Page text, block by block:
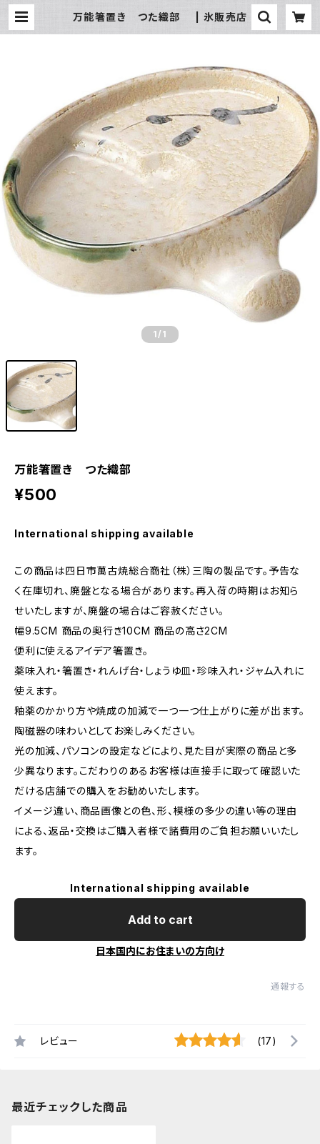
万能箸置き つた織部 | 氷販売店
1 /1
万能箸置き つた織部
¥500
International shipping available
この商品は四日市萬古焼総合商社（株）三陶の製品です。予告な
く在庫切れ、廃盤となる場合があります。再入荷の時期はお知ら
せいたしますが、廃盤の場合はご容赦ください。
幅9.5CM 商品の奥行き10CM 商品の高さ2CM
便利に使えるアイデア箸置き。
薬味入れ・箸置き・れんげ台・しょうゆ皿・珍味入れ・ジャム入れに
使えます。
釉薬のかかり方や焼成の加減で一つ一つ仕上がりに差が出ます。
陶磁器の味わいとしてお楽しみください。
光の加減、パソコンの設定などにより、見た目が実際の商品と多
少異なります。こだわりのあるお客様は直接手に取って確認いた
だける店舗での購入をお勧めいたします。
イメージ違い、商品画像との色、形、模様の多少の違い等の理由
による、返品・交換はご購入者様で諸費用のご負担お願いいたし
ます。
International shipping available
Add to cart
日本国内にお住まいの方向け
通報する
レビュー (17)
最近チェックした商品